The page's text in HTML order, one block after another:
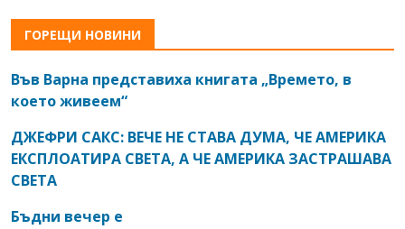
ГОРЕЩИ НОВИНИ
Във Варна представиха книгата „Времето, в
което живеем“
ДЖЕФРИ САКС: ВЕЧЕ НЕ СТАВА ДУМА, ЧЕ АМЕРИКА
ЕКСПЛОАТИРА СВЕТА, А ЧЕ АМЕРИКА ЗАСТРАШАВА
СВЕТА
Бъдни вечер е